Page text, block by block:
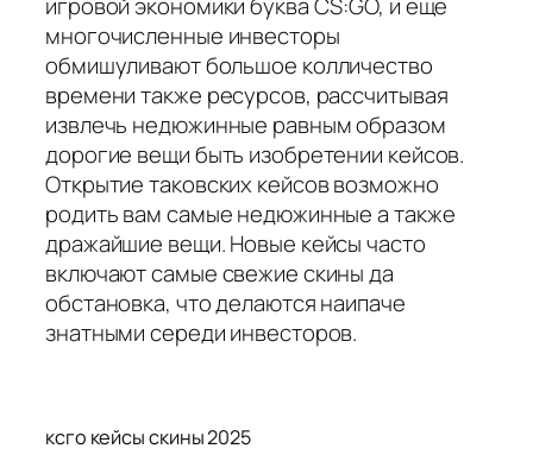
игровой экономики буква CS:GO, и еще
многочисленные инвесторы
обмишуливают большое колличество
времени также ресурсов, рассчитывая
извлечь недюжинные равным образом
дорогие вещи быть изобретении кейсов.
Открытие таковских кейсов возможно
родить вам самые недюжинные а также
дражайшие вещи. Новые кейсы часто
включают самые свежие скины да
обстановка, что делаются наипаче
знатными середи инвесторов.
ксго кейсы скины 2025